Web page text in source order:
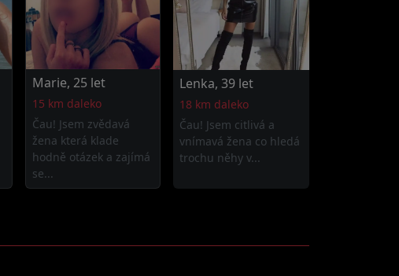
Marie, 25 let
15 km daleko
Čau! Jsem zvědavá
žena která klade
hodně otázek a zajímá
se...
Lenka, 39 let
18 km daleko
Čau! Jsem citlivá a
vnímavá žena co hledá
trochu něhy v...